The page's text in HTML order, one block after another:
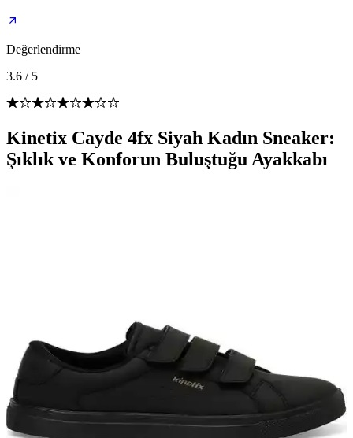
Değerlendirme
3.6 / 5
Kinetix Cayde 4fx Siyah Kadın Sneaker:
Şıklık ve Konforun Buluştuğu Ayakkabı